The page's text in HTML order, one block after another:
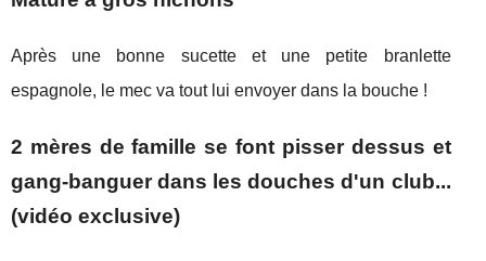
Après une bonne sucette et une petite branlette
espagnole, le mec va tout lui envoyer dans la bouche !
2 mères de famille se font pisser dessus et
gang-banguer dans les douches d'un club...
(vidéo exclusive)